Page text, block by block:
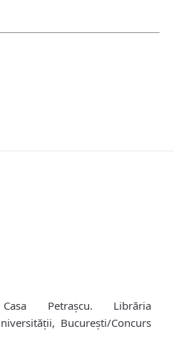
Petraşcu. Librăria
Bucureşti/Concurs